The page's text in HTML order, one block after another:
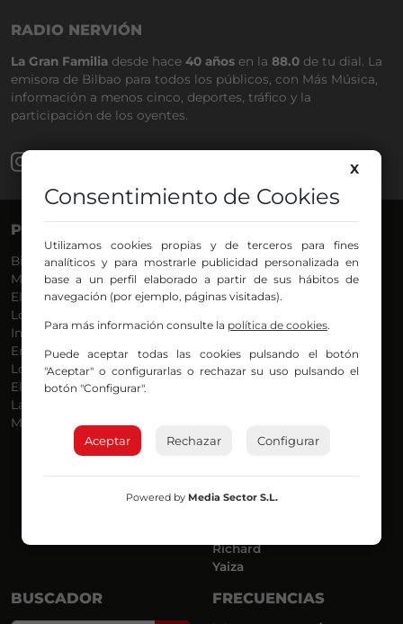
RADIO NERVIÓN
La Gran Familia desde hace 40 años en la 88.0 de tu dial. La
emisora de Bilbao para todos los públicos, con Más Música,
información a menos cinco, deportes, tráfico y la
participación de los oyentes.
PROGRAMAS
Bilbosport
Más Música
El Madrugador
Lo Más Nuevo
Informativos
En Ruta
Locos por la Música
El Supermadrugador
La Mañana de Radio Nervión
Más Madrugada
Agurtzane
Belén Ollero
Dani
Eva Argote
Endika
Iker
José Ignacio
Luis Carlos
Mar y Cielo
Richard
Yaiza
BUSCADOR FRECUENCIAS
X
Consentimiento de Cookies
Utilizamos cookies propias y de terceros para fines
analíticos y para mostrarle publicidad personalizada en
base a un perfil elaborado a partir de sus hábitos de
navegación (por ejemplo, páginas visitadas).
Para más información consulte la política de cookies.
Puede aceptar todas las cookies pulsando el botón
"Aceptar" o configurarlas o rechazar su uso pulsando el
botón "Configurar".
Aceptar Rechazar Configurar
Powered by Media Sector S.L.